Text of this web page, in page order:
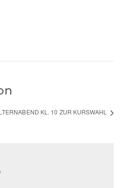
KL. 10 ZUR KURSWAHL